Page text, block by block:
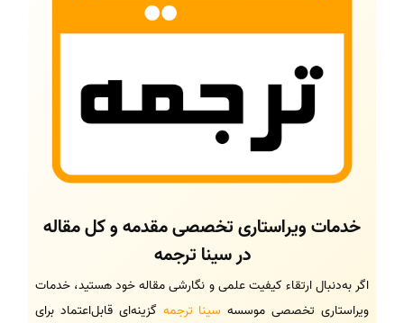
خدمات ویراستاری تخصصی مقدمه و کل مقاله
در سینا ترجمه
اگر به‌دنبال ارتقاء کیفیت علمی و نگارشی مقاله خود هستید، خدمات
ویراستاری تخصصی موسسه سینا ترجمه گزینه‌ای قابل‌اعتماد برای